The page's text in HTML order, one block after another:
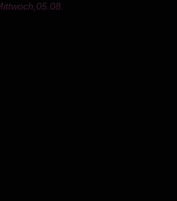
05.08.